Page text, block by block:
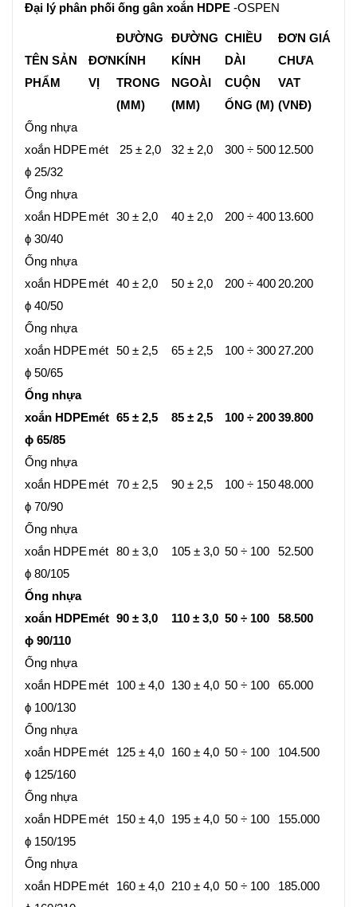
Đại lý phân phối ống gân xoắn HDPE -OSPEN
TÊN SẢN
PHẨM
ĐƠN
VỊ
ĐƯỜNG
KÍNH
TRONG
(MM)
ĐƯỜNG
KÍNH
NGOÀI
(MM)
CHIỀU
DÀI
CUỘN
ỐNG (M)
ĐƠN GIÁ
CHƯA
VAT
(VNĐ)
Ống nhựa
xoắn HDPE
ϕ 25/32
mét 25 ± 2,0 32 ± 2,0 300 ÷ 500 12.500
Ống nhựa
xoắn HDPE
ϕ 30/40
mét 30 ± 2,0 40 ± 2,0 200 ÷ 400 13.600
Ống nhựa
xoắn HDPE
ϕ 40/50
mét 40 ± 2,0 50 ± 2,0 200 ÷ 400 20.200
Ống nhựa
xoắn HDPE
ϕ 50/65
mét 50 ± 2,5 65 ± 2,5 100 ÷ 300 27.200
Ống nhựa
xoắn HDPE
ϕ 65/85
mét 65 ± 2,5 85 ± 2,5 100 ÷ 20039.800
Ống nhựa
xoắn HDPE
ϕ 70/90
mét 70 ± 2,5 90 ± 2,5 100 ÷ 15048.000
Ống nhựa
xoắn HDPE
ϕ 80/105
mét 80 ± 3,0 105 ± 3,0 50 ÷ 100 52.500
Ống nhựa
xoắn HDPE
ϕ 90/110
mét 90 ± 3,0 110 ± 3,0 50 ÷ 100 58.500
Ống nhựa
xoắn HDPE
ϕ 100/130
mét 100 ± 4,0 130 ± 4,0 50 ÷ 100 65.000
Ống nhựa
xoắn HDPE
ϕ 125/160
mét 125 ± 4,0 160 ± 4,0 50 ÷ 100 104.500
Ống nhựa
xoắn HDPE
ϕ 150/195
mét 150 ± 4,0 195 ± 4,0 50 ÷ 100 155.000
Ống nhựa
xoắn HDPE mét 160 ± 4,0 210 ± 4,0 50 ÷ 100 185.000